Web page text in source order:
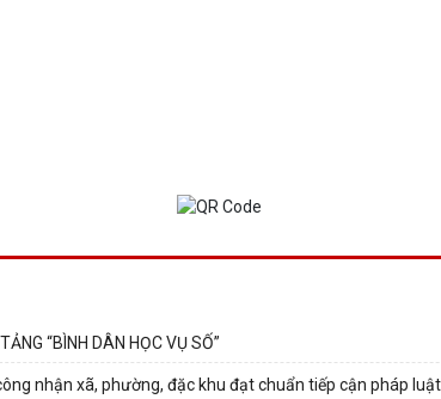
“BÌNH DÂN HỌC VỤ SỐ”
nhận xã, phường, đặc khu đạt chuẩn tiếp cận pháp luật